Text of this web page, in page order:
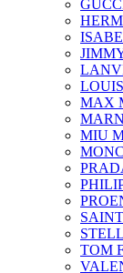
MAX
MIU
TOM